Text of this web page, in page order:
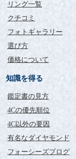
いう配慮にも感激で
結婚一周年記念に
次回も是非利用した
ダイヤの輝きに見
ります。
評価：
沖縄県 TK様
本日受け取りました
初めてみる１カラッ
ダイヤモンドに関
索し、勉強しながら
高額な買い物なの
リング一覧
クチコミ
フォトギャラリー
選び方
価格について
知識を得る
鑑定書の見方
4Cの優先順位
4C以外の要因
有名なダイヤモンド
フォーシーズブログ